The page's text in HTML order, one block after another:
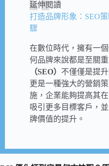
延伸閱讀
打造品牌形象：SEO
驟
在數位時代，擁有一
何品牌來說都是至關重
（SEO） 不僅僅是提升
更是一種強大的營銷
施，企業能夠提高其
吸引更多目標客戶，
牌價值的提升。